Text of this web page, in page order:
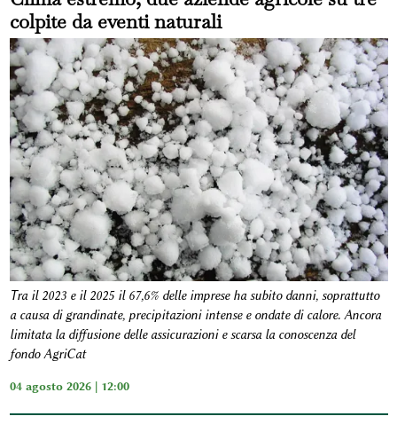
colpite da eventi naturali
Tra il 2023 e il 2025 il 67,6% delle imprese ha subito danni, soprattutto
a causa di grandinate, precipitazioni intense e ondate di calore. Ancora
limitata la diffusione delle assicurazioni e scarsa la conoscenza del
fondo AgriCat
04 agosto 2026 | 12:00